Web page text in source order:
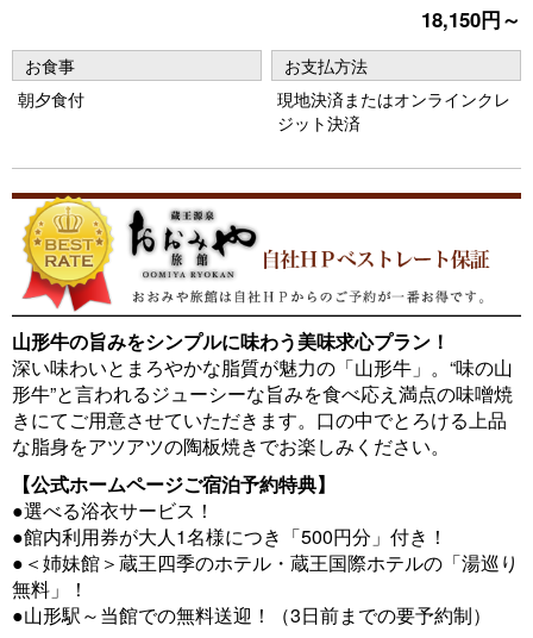
o
u
xt
18,150円～
お食事
朝夕食付
お支払方法
現地決済またはオンラインクレ
ジット決済
山形牛の旨みをシンプルに味わう美味求心プラン！
深い味わいとまろやかな脂質が魅力の「山形牛」。“味の山
形牛”と言われるジューシーな旨みを食べ応え満点の味噌焼
きにてご用意させていただきます。口の中でとろける上品
な脂身をアツアツの陶板焼きでお楽しみください。
【公式ホームページご宿泊予約特典】
●選べる浴衣サービス！
●館内利用券が大人1名様につき「500円分」付き！
●＜姉妹館＞蔵王四季のホテル・蔵王国際ホテルの「湯巡り
無料」！
●山形駅～当館での無料送迎！（3日前までの要予約制）